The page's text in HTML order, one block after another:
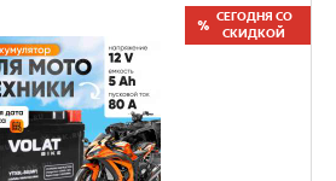
СЕГОДНЯ СО
СКИДКОЙ